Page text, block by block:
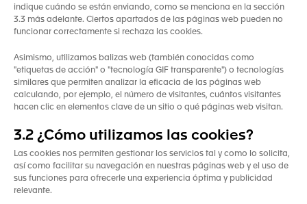
indique cuándo se están enviando, como se menciona en la sección
3.3 más adelante. Ciertos apartados de las páginas web pueden no
funcionar correctamente si rechaza las cookies.
Asimismo, utilizamos balizas web (también conocidas como
"etiquetas de acción" o "tecnología GIF transparente") o tecnologías
similares que permiten analizar la eficacia de las páginas web
calculando, por ejemplo, el número de visitantes, cuántos visitantes
hacen clic en elementos clave de un sitio o qué páginas web visitan.
3.2 ¿Cómo utilizamos las cookies?
Las cookies nos permiten gestionar los servicios tal y como lo solicita,
así como facilitar su navegación en nuestras páginas web y el uso de
sus funciones para ofrecerle una experiencia óptima y publicidad
relevante.